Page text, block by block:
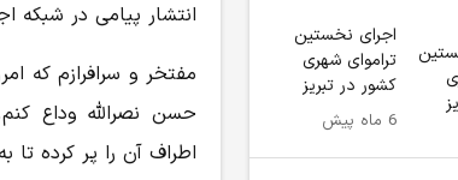
اجرای نخستین
تراموای شهری
کشور در تبریز
6 ماه پیش
انتشار پیامی در
مفتخر و سرافرازم که
حسن نصرالله وداع
اطراف آن را پر کرده تا